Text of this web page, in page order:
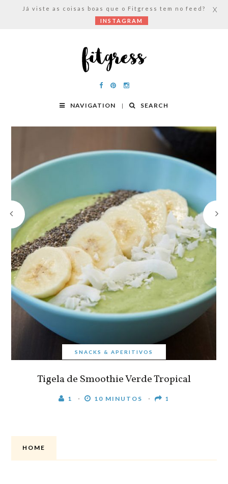
NAVIGATION SEARCH
SNACKS & APERITIVOS
Tigela de Smoothie Verde Tropical
1 10 MINUTOS 1
HOME
Já viste as coisas boas que o Fitgress tem no feed?
INSTAGRAM
X